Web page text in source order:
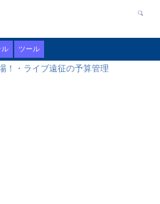
ル ツール
！・ライブ遠征の予算管理